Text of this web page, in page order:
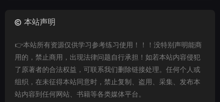
本站声明
👉本站所有资源仅供学习参考练习使用！！！没特别声明能商
用的，禁止商用，出现法律问题自行承担！如若本站内容侵犯
了原著者的合法权益，可联系我们删除链接处理。任何个人或
组织，在未征得本站同意时，禁止复制、盗用、采集、发布本
站内容到任何网站、书籍等各类媒体平台。